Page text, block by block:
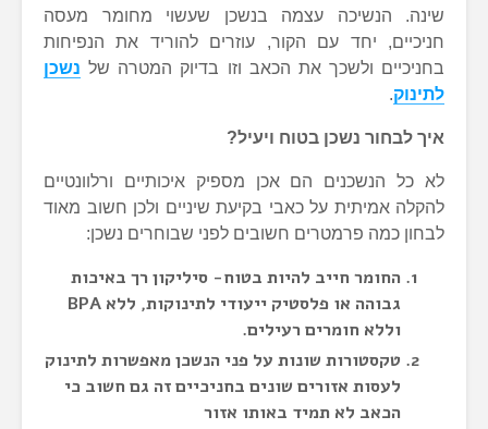
שינה. הנשיכה עצמה בנשכן שעשוי מחומר מעסה
חניכיים, יחד עם הקור, עוזרים להוריד את הנפיחות
בחניכיים ולשכך את הכאב וזו בדיוק המטרה של נשכן
לתינוק.
איך לבחור נשכן בטוח ויעיל?
לא כל הנשכנים הם אכן מספיק איכותיים ורלוונטיים
להקלה אמיתית על כאבי בקיעת שיניים ולכן חשוב מאוד
לבחון כמה פרמטרים חשובים לפני שבוחרים נשכן:
החומר חייב להיות בטוח- סיליקון רך באיכות
גבוהה או פלסטיק ייעודי לתינוקות, ללא BPA
וללא חומרים רעילים.
טקסטורות שונות על פני הנשכן מאפשרות לתינוק
לעסות אזורים שונים בחניכיים זה גם חשוב כי
הכאב לא תמיד באותו אזור